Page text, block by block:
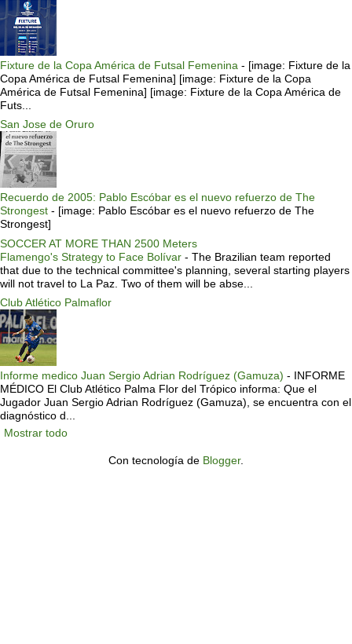
Fixture de la Copa América de Futsal Femenina - [image: Fixture de la
Copa América de Futsal Femenina] [image: Fixture de la Copa
América de Futsal Femenina] [image: Fixture de la Copa América de
Futs...
San Jose de Oruro
Recuerdo de 2005: Pablo Escóbar es el nuevo refuerzo de The
Strongest - [image: Pablo Escóbar es el nuevo refuerzo de The
Strongest]
SOCCER AT MORE THAN 2500 Meters
Flamengo's Strategy to Face Bolívar - The Brazilian team reported
that due to the technical committee's planning, several starting players
will not travel to La Paz. Two of them will be abse...
Club Atlético Palmaflor
Informe medico Juan Sergio Adrian Rodríguez (Gamuza) - INFORME
MÉDICO El Club Atlético Palma Flor del Trópico informa: Que el
Jugador Juan Sergio Adrian Rodríguez (Gamuza), se encuentra con el
diagnóstico d...
Mostrar todo
Con tecnología de Blogger.